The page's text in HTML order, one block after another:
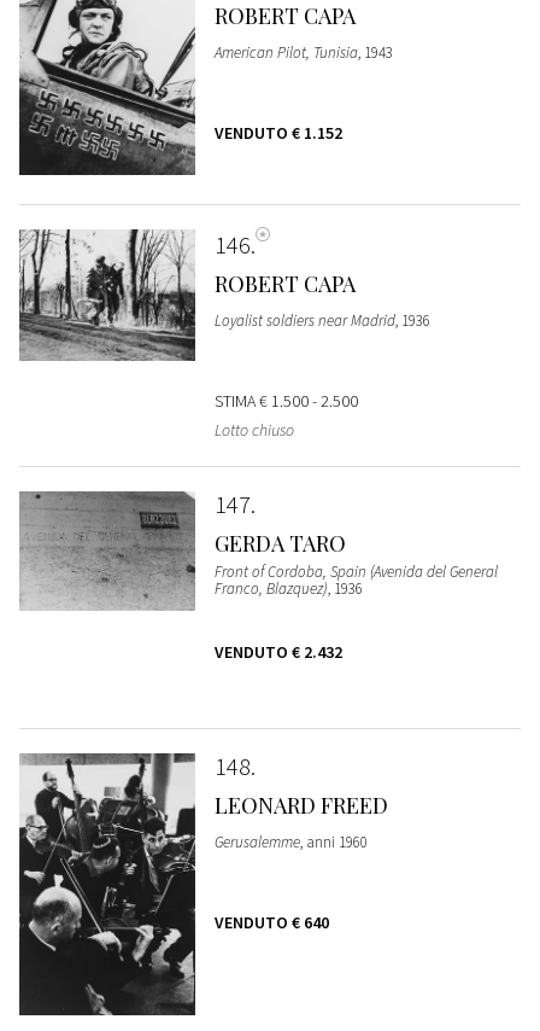
ROBERT CAPA
American Pilot, Tunisia, 1943
VENDUTO € 1.152
146
ROBERT CAPA
Loyalist soldiers near Madrid, 1936
STIMA€ 1.500 - 2.500
Lotto chiuso
147
GERDA TARO
Front of Cordoba, Spain (Avenida del General
Franco, Blazquez), 1936
VENDUTO € 2.432
148
LEONARD FREED
Gerusalemme, anni 1960
VENDUTO € 640